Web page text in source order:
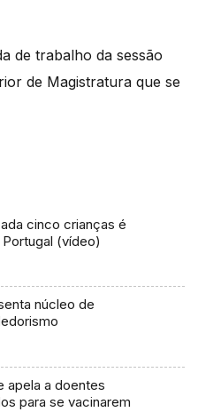
de trabalho da sessão
de Magistratura que se
cinco crianças é
(vídeo)
núcleo de
apela a doentes
para se vacinarem